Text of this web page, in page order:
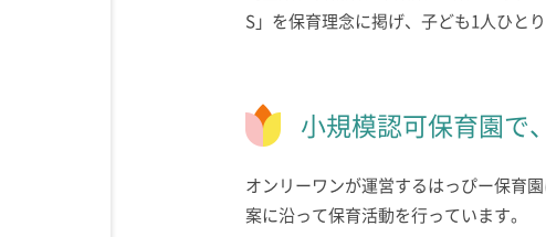
S」を保育理念に掲げ、子ども1人ひと
小規模認可保育園で
オンリーワンが運営するはっぴー保育
案に沿って保育活動を行っています。